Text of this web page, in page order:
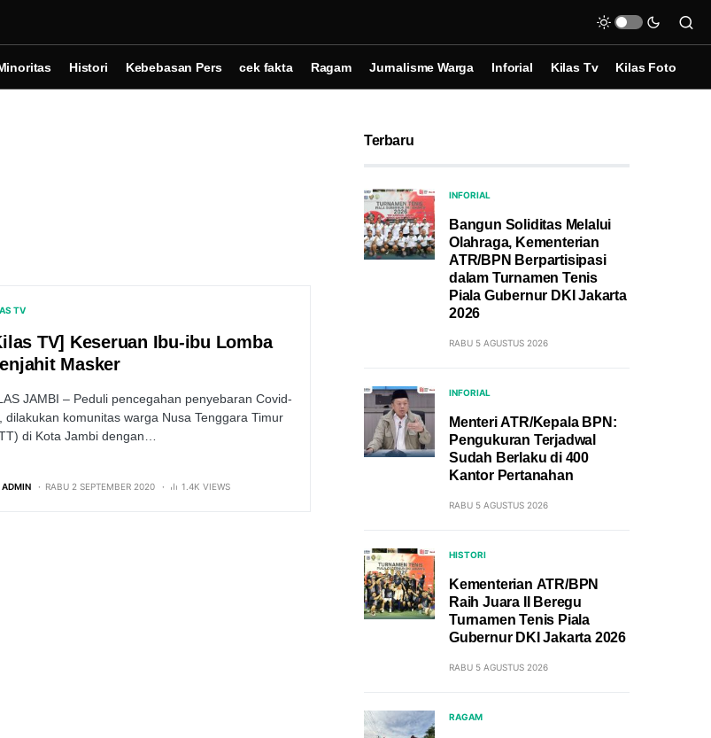
Histori Kebebasan Pers cek fakta Ragam Jurnalisme Warga Inforial Kilas Tv Kilas Foto
TV
TV] Keseruan Ibu-ibu Lomba
Masker
JAMBI – Peduli pencegahan penyebaran Covid-
dilakukan komunitas warga Nusa Tenggara Timur
di Kota Jambi dengan…
ADMIN RABU 2 SEPTEMBER 2020 1.4K VIEWS
Terbaru
INFORIAL
Bangun Soliditas Melalui
Olahraga, Kementerian
ATR/BPN Berpartisipasi
dalam Turnamen Tenis
Piala Gubernur DKI Jakarta
2026
RABU 5 AGUSTUS 2026
INFORIAL
Menteri ATR/Kepala BPN:
Pengukuran Terjadwal
Sudah Berlaku di 400
Kantor Pertanahan
RABU 5 AGUSTUS 2026
HISTORI
Kementerian ATR/BPN
Raih Juara II Beregu
Turnamen Tenis Piala
Gubernur DKI Jakarta 2026
RABU 5 AGUSTUS 2026
RAGAM